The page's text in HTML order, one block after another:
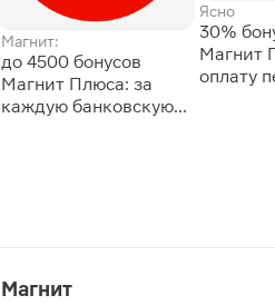
Магнит:
до 4500 бонусов
Магнит Плюса: за
каждую банковскую
Ясно
30%
Магнит
оплату